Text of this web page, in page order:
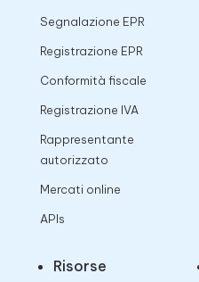
Segnalazione EPR
Registrazione EPR
Conformità fiscale
Registrazione IVA
Rappresentante
autorizzato
Mercati online
APIs
Risorse